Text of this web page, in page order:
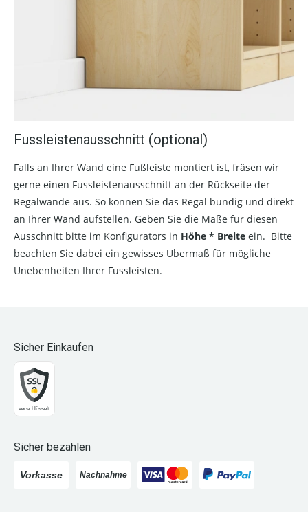
Fussleistenausschnitt (optional)
Falls an Ihrer Wand eine Fußleiste montiert ist, fräsen wir
gerne einen Fussleistenausschnitt an der Rückseite der
Regalwände aus. So können Sie das Regal bündig und direkt
an Ihrer Wand aufstellen. Geben Sie die Maße für diesen
Ausschnitt bitte im Konfigurators in Höhe * Breite ein. Bitte
beachten Sie dabei ein gewisses Übermaß für mögliche
Unebenheiten Ihrer Fussleisten.
Sicher Einkaufen
Sicher bezahlen